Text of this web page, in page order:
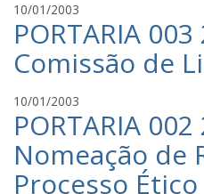
n
o
C
a
c
a
10/01/2003
r
s
a
o
C
PORTARIA
Comissão de
10/01/2003
r
s
t
PORTARIA
Nomeação de
Processo Ético